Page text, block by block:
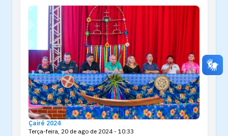
Çairé 2024
Terça-feira, 20 de ago de 2024 - 10:33